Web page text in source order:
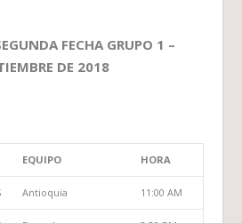
FECHA GRUPO 1 –
DE 2018
EQUIPO HORA
Antioquia 11:00 AM